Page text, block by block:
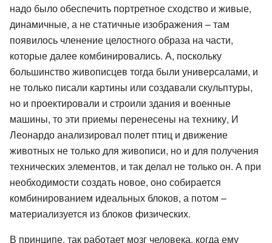
надо было обеспечить портретное сходство и живые,
динамичные, а не статичные изображения – там
появилось членение целостного образа на части,
которые далее комбинировались. А, поскольку
большинство живописцев тогда были универсалами, и
не только писали картины или создавали скульптуры,
но и проектировали и строили здания и военные
машины, то эти приемы перенесены на технику, И
Леонардо анализировал полет птиц и движение
животных не только для живописи, но и для получения
технических элементов, и так делал не только он. А при
необходимости создать новое, оно собирается
комбинированием идеальных блоков, а потом –
материализуется из блоков физических.
В принципе, так работает мозг человека, когда ему